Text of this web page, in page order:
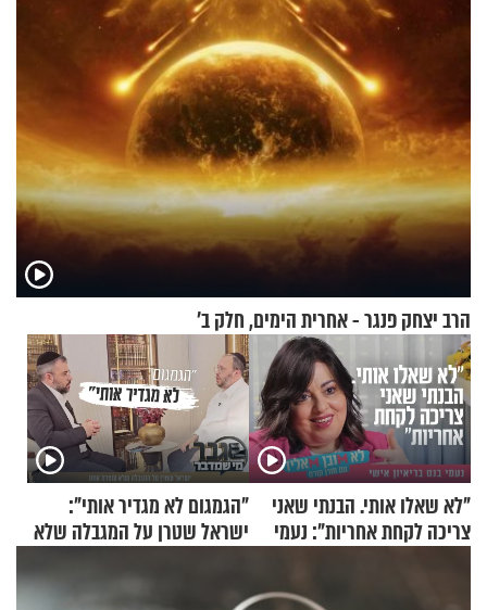
הרב יצחק פנגר - אחרית הימים, חלק ב’
"לא שאלו אותי. הבנתי שאני
צריכה לקחת אחריות": נעמי
"הגמגום לא מגדיר אותי":
ישראל שטרן על המגבלה שלא